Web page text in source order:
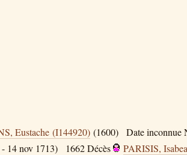
Eustache (I144920) (1600) Date inconnue
14 nov 1713) 1662Décès PARISIS,